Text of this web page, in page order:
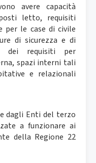
avere capacità
letto, requisiti
le case di civile
di sicurezza e di
dei requisiti per
spazi interni tali
e relazionali
dagli Enti del terzo
a funzionare ai
della Regione 22